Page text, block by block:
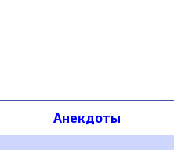
Анекдоты